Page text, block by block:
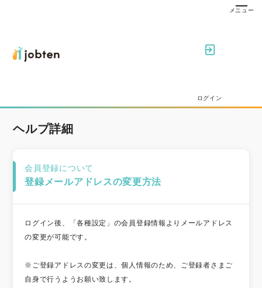
ログイン
ヘルプ詳細
会員登録について
登録メールアドレスの変更方法
ログイン後、「各種設定」の会員登録情報よりメールアドレス
の変更が可能です。
※ご登録アドレスの変更は、個人情報のため、ご登録者さまご
自身で行うようお願い致します。